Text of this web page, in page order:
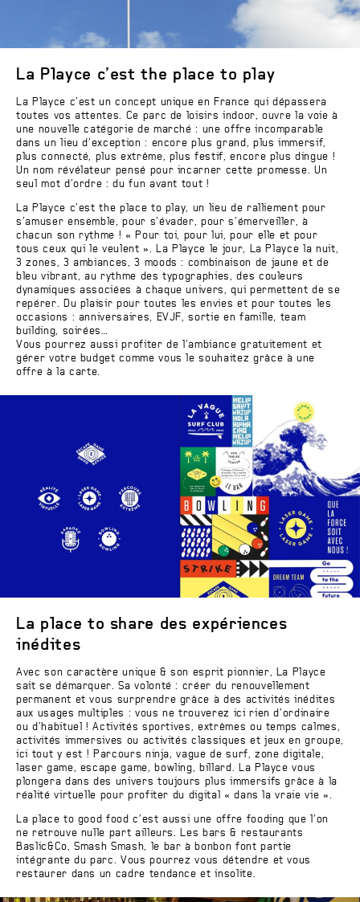
La Playce c’est the place to play
La Playce c’est un concept unique en France qui dépassera
toutes vos attentes. Ce parc de loisirs indoor, ouvre la voie à
une nouvelle catégorie de marché : une offre incomparable
dans un lieu d’exception : encore plus grand, plus immersif,
plus connecté, plus extrême, plus festif, encore plus dingue !
Un nom révélateur pensé pour incarner cette promesse. Un
seul mot d’ordre : du fun avant tout !
La Playce c’est the place to play, un lieu de ralliement pour
s’amuser ensemble, pour s’évader, pour s’émerveiller, à
chacun son rythme ! « Pour toi, pour lui, pour elle et pour
tous ceux qui le veulent ». La Playce le jour, La Playce la nuit,
3 zones, 3 ambiances, 3 moods : combinaison de jaune et de
bleu vibrant, au rythme des typographies, des couleurs
dynamiques associées à chaque univers, qui permettent de se
repérer. Du plaisir pour toutes les envies et pour toutes les
occasions : anniversaires, EVJF, sortie en famille, team
building, soirées…
Vous pourrez aussi profiter de l’ambiance gratuitement et
gérer votre budget comme vous le souhaitez grâce à une
offre à la carte.
La place to share des expériences
inédites
Avec son caractère unique & son esprit pionnier, La Playce
sait se démarquer. Sa volonté : créer du renouvellement
permanent et vous surprendre grâce à des activités inédites
aux usages multiples : vous ne trouverez ici rien d’ordinaire
ou d’habituel ! Activités sportives, extrêmes ou temps calmes,
activités immersives ou activités classiques et jeux en groupe,
ici tout y est ! Parcours ninja, vague de surf, zone digitale,
laser game, escape game, bowling, billard. La Playce vous
plongera dans des univers toujours plus immersifs grâce à la
réalité virtuelle pour profiter du digital « dans la vraie vie ».
La place to good food c’est aussi une offre fooding que l’on
ne retrouve nulle part ailleurs. Les bars & restaurants
Baslic&Co, Smash Smash, le bar à bonbon font partie
intégrante du parc. Vous pourrez vous détendre et vous
restaurer dans un cadre tendance et insolite.